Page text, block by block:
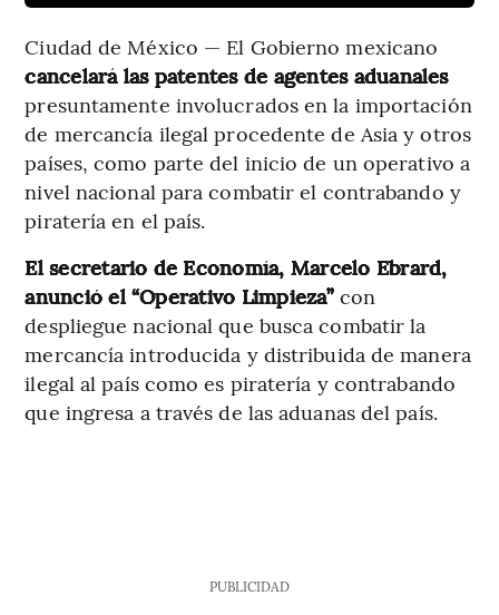
Ciudad de México — El Gobierno mexicano
cancelará las patentes de agentes aduanales
presuntamente involucrados en la importación
de mercancía ilegal procedente de Asia y otros
países, como parte del inicio de un operativo a
nivel nacional para combatir el contrabando y
piratería en el país.
El secretario de Economía, Marcelo Ebrard,
anunció el “Operativo Limpieza” con
despliegue nacional que busca combatir la
mercancía introducida y distribuida de manera
ilegal al país como es piratería y contrabando
que ingresa a través de las aduanas del país.
PUBLICIDAD